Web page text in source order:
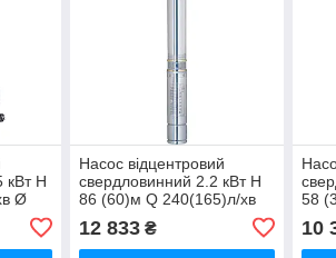
кВт H
Ø
Насос відцентровий
свердловинний 2.2 кВт H
86 (60)м Q 240(165)л/хв
(DONGYIN) 4SDm10/14
(777164)
12 833₴
58
10